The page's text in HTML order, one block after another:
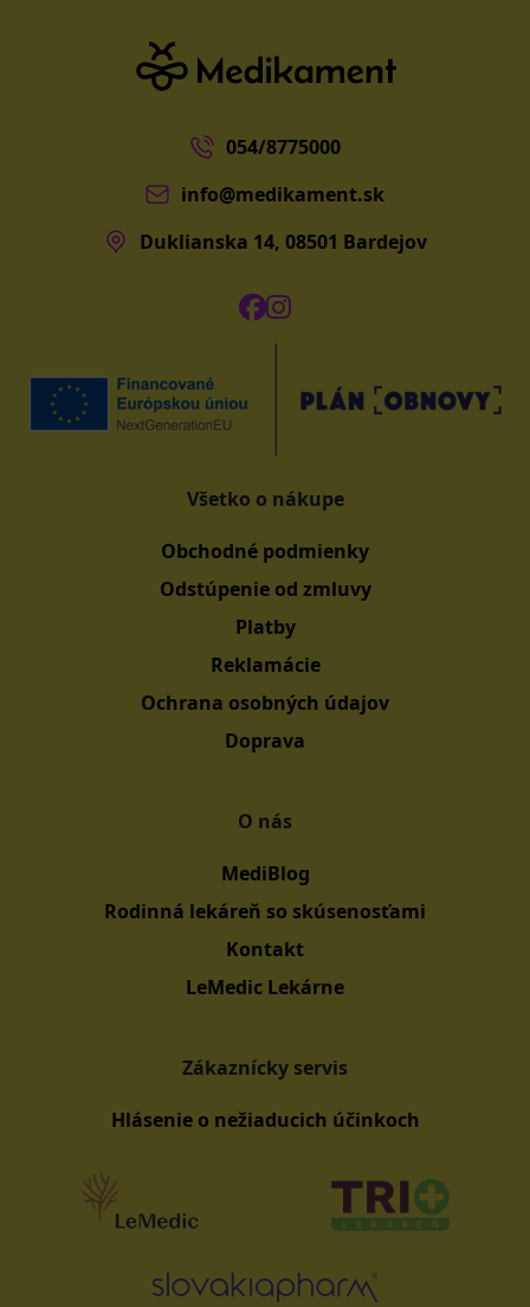
054/8775000
info@medikament.sk
Duklianska 14, 08501 Bardejov
Všetko o nákupe
Obchodné podmienky
Odstúpenie od zmluvy
Platby
Reklamácie
Ochrana osobných údajov
Doprava
O nás
MediBlog
Rodinná lekáreň so skúsenosťami
Kontakt
LeMedic Lekárne
Zákaznícky servis
Hlásenie o nežiaducich účinkoch